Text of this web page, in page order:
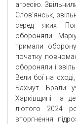
агресію.
Слов’янськ,
серед яких
обороняли
тримали оборону
початку
обороняли і
Вели бої на
Бахмут. Брали
Харківщині та
лютого 2024
вторгнення